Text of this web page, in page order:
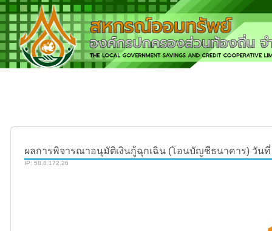
ผลการพิจารณาอนุมัติเงินกู้ฉุกเฉิน (โอนบัญชีธนาคาร) วันที่
IP: 58.8.172.26